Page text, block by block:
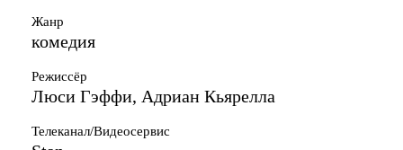
Жанр
комедия
Режиссёр
Люси Гэффи, Адриан Кьярелла
Телеканал/Видеосервис